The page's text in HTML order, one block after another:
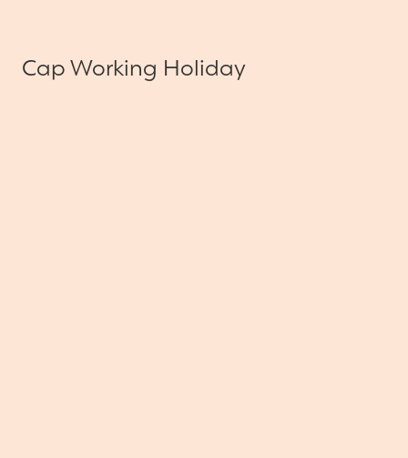
Cap Working Holiday